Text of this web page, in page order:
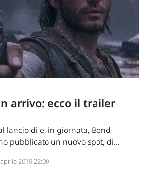
arrivo: ecco il trailer
lancio di e, in giornata, Bend
pubblicato un nuovo spot, di...
2019 22:00